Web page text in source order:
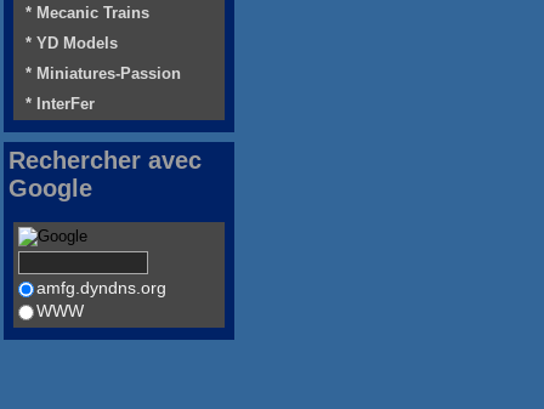
* Mecanic Trains
* YD Models
* Miniatures-Passion
* InterFer
Rechercher avec
Google
amfg.dyndns.org
WWW